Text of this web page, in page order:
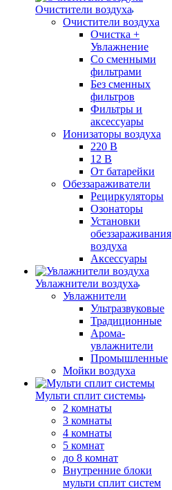
Очистители воздуха
Очистители воздуха
Очистка +
Увлажнение
Cо сменными
фильтрами
Без сменных
фильтров
Фильтры и
аксессуары
Ионизаторы воздуха
220 В
12 В
От батарейки
Обеззараживатели
Рециркуляторы
Озонаторы
Установки
обеззараживания
воздуха
Аксессуары
Увлажнители воздуха
Увлажнители
Ультразвуковые
Традиционные
Арома-
увлажнители
Промышленные
Мойки воздуха
Мульти сплит системы
2 комнаты
3 комнаты
4 комнаты
5 комнат
до 8 комнат
Внутренние блоки
мульти сплит систем